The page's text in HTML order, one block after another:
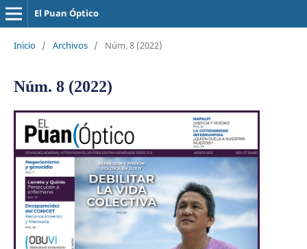
El Puan Óptico
Inicio / Archivos / Núm. 8 (2022)
Núm. 8 (2022)